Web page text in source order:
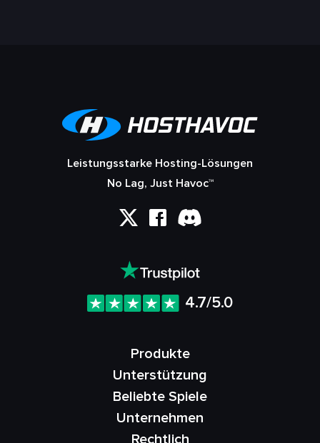
Leistungsstarke Hosting-Lösungen
No Lag, Just Havoc™
4.7/5.0
Produkte
Unterstützung
Beliebte Spiele
Unternehmen
Rechtlich